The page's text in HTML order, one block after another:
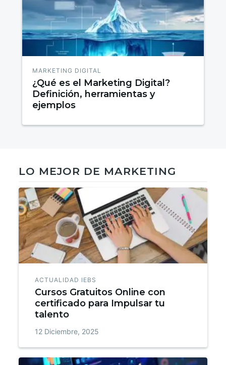
MARKETING DIGITAL
¿Qué es el Marketing Digital?
Definición, herramientas y
ejemplos
LO MEJOR DE MARKETING
ACTUALIDAD IEBS
Cursos Gratuitos Online con
certificado para Impulsar tu
talento
12 Diciembre, 2025